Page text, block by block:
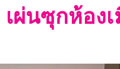
ผ่นซุกห้อง